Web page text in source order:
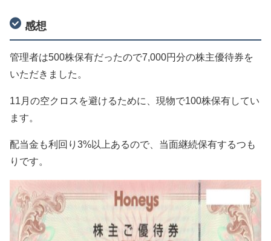
感想
管理者は500株保有だったので7,000円分の株主優待券を
いただきました。
11月の空クロスを避けるために、現物で100株保有してい
ます。
配当金も利回り3%以上あるので、当面継続保有するつも
りです。